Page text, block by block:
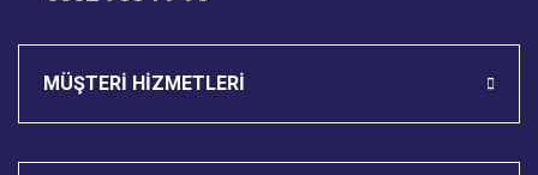
MÜŞTERİ HİZMETLERİ